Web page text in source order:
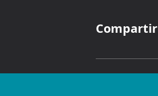
Compartir